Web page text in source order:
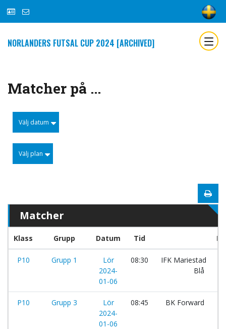
NORLANDERS FUTSAL CUP 2024 [ARCHIVED]
Matcher på ...
Välj datum
Välj plan
Matcher
Klass Grupp Datum Tid
P10 Grupp 1
Lör
2024-
01-06
08:30
IFK Mariestad
Blå
P10 Grupp 3
Lör
2024-
01-06
08:45 BK Forward